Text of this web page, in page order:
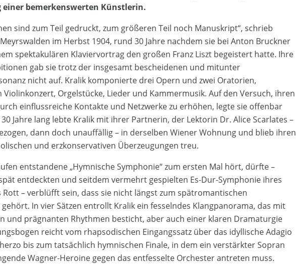
einer bemerkenswerten Künstlerin.
sind zum Teil gedruckt, zum größeren Teil noch Manuskript“, schrieb
im Herbst 1904, rund 30 Jahre nachdem sie bei Anton Bruckner
spektakulären Klaviervortrag den großen Franz Liszt begeistert hatte. Ihre
gab sie trotz der insgesamt bescheidenen und mitunter
nicht auf. Kralik komponierte drei Opern und zwei Oratorien,
Violinkonzert, Orgelstücke, Lieder und Kammermusik. Auf den Versuch, ihren
einflussreiche Kontakte und Netzwerke zu erhöhen, legte sie offenbar
Jahre lang lebte Kralik mit ihrer Partnerin, der Lektorin Dr. Alice Scarlates –
dann doch unauffällig – in derselben Wiener Wohnung und blieb ihren
und erzkonservativen Überzeugungen treu.
entstandene „Hymnische Symphonie“ zum ersten Mal hört, dürfte –
entdeckten und seitdem vermehrt gespielten Es-Dur-Symphonie ihres
– verblüfft sein, dass sie nicht längst zum spätromantischen
In vier Sätzen entrollt Kralik ein fesselndes Klangpanorama, das mit
und prägnanten Rhythmen besticht, aber auch einer klaren Dramaturgie
reicht vom rhapsodischen Eingangssatz über das idyllische Adagio
bis zum tatsächlich hymnischen Finale, in dem ein verstärkter Sopran
Wagner-Heroine gegen das entfesselte Orchester antreten muss.